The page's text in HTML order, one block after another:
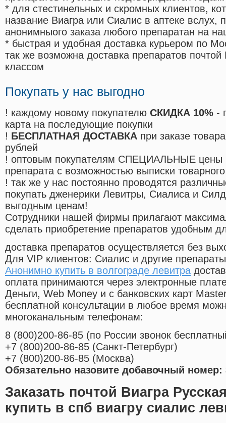
* для стестинельных и скромных клиентов,
название Виагра или Сиалис в аптеке вслух,
анонимныого заказа любого препаратан на
* быстрая и удобная доставка курьером по
так же возможна доставка препаратов
классом
Покупать у нас выгодно
! каждому новому покупателю СКИДКА 10% -
карта на последующие покупки
! БЕСПЛАТНАЯ ДОСТАВКА при заказе
рублей
! оптовым покупателям СПЕЦИАЛЬНЫЕ цены
препарата с возможностью выписки
! так же у нас постоянно проводятся
покупать дженерики Левитры, Сиалиса и
выгодным ценам!
Cотрудники нашей фирмы прилагают
сделать приобретение препаратов удобным
доставка препаратов осуществляется без
Для VIP клиентов: Сиалис и другие
Анонимно купить в волгограде левитра
оплата принимаются через электронные
Деньги, Web Money и с банковских карт
бесплатной консультации в любое время
многоканальным телефонам:
8 (800)200-86-85 (по России звонок
+7 (800)200-86-85 (Санкт-Петербург)
+7 (800)200-86-85 (Москва)
Обязательно назовите добавочный номер:
Заказать почтой Виагра
купить в спб виагру сиалис